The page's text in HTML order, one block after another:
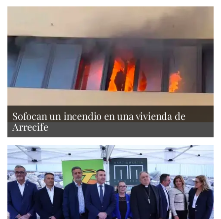
Sofocan un incendio en una vivienda de
Arrecife